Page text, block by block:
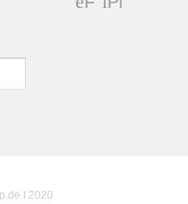
I 2020